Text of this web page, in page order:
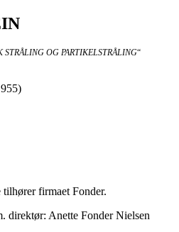
OG PARTIKELSTRÅLING“
firmaet Fonder.
direktør: Anette Fonder Nielsen